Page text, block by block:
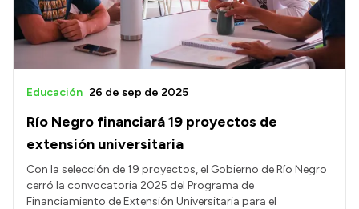
Río Negro financiará 19 proyectos de
extensión universitaria
Educación 26 de sep de 2025
Con la selección de 19 proyectos, el Gobierno de Río Negro
cerró la convocatoria 2025 del Programa de
Financiamiento de Extensión Universitaria para el